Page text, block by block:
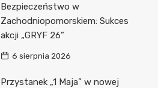
Bezpieczeństwo w
Zachodniopomorskiem: Sukces
akcji „GRYF 26”
6 sierpnia 2026
Przystanek „1 Maja” w nowej